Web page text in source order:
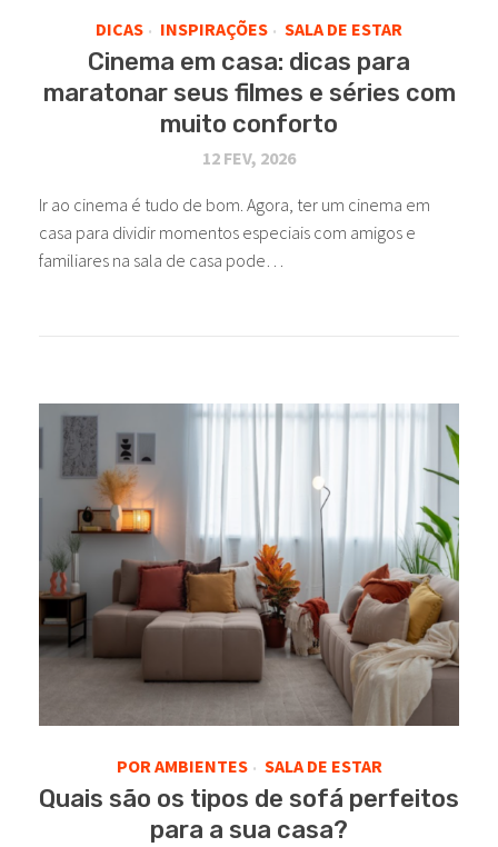
DICAS • INSPIRAÇÕES • SALA DE ESTAR
Cinema em casa: dicas para
maratonar seus filmes e séries com
muito conforto
12 FEV, 2026
Ir ao cinema é tudo de bom. Agora, ter um cinema em
casa para dividir momentos especiais com amigos e
familiares na sala de casa pode…
POR AMBIENTES • SALA DE ESTAR
Quais são os tipos de sofá perfeitos
para a sua casa?